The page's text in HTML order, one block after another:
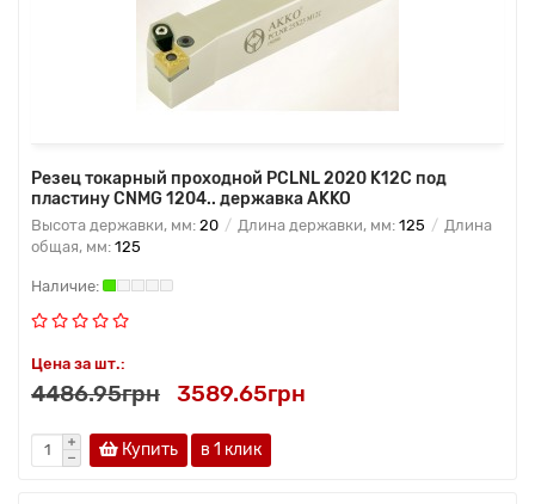
Резец токарный проходной PCLNL 2020 K12C под
пластину CNMG 1204.. державка AKKO
Высота державки, мм: 20 Длина державки, мм: 125
Длина
общая, мм: 125
Цена за шт.:
4486.95грн 3589.65грн
Купить в 1 клик